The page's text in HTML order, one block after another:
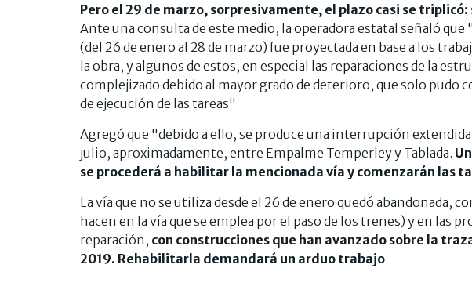
Pero el 29 de marzo, sorpresivamente, el plazo casi se
Ante una consulta de este medio, la operadora estatal señaló
(del 26 de enero al 28 de marzo) fue proyectada en base a los
la obra, y algunos de estos, en especial las reparaciones de la
complejizado debido al mayor grado de deterioro, que solo pudo
de ejecución de las tareas".
Agregó que "debido a ello, se produce una interrupción extendida
julio, aproximadamente, entre Empalme Temperley y Tablada.
se procederá a habilitar la mencionada vía y comenzarán las
La vía que no se utiliza desde el 26 de enero quedó abandonada,
hacen en la vía que se emplea por el paso de los trenes) y en las
reparación, con construcciones que han avanzado sobre la
2019. Rehabilitarla demandará un arduo trabajo.